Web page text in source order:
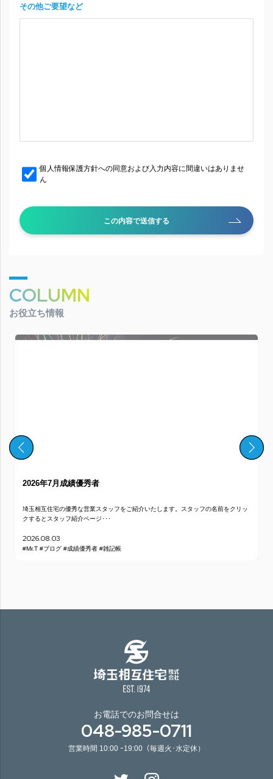
その他ご要望など
個人情報保護方針への同意および入力内容に間違いはありませ
ん
この内容で送信する
COLUMN
お役立ち情報
2026年7月成績優秀者
埼玉相互住宅の優秀な営業スタッフをご紹介いたします。スタッフの名前をクリッ
クするとスタッフ紹介ページ･･･
2026.08.03
#Mr.T #ブログ #成績優秀者 #雑記帳
お電話でのお問合せは
048-985-0711
営業時間 10:00 ｰ19:00（毎週火･水定休）